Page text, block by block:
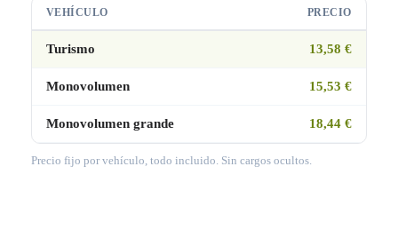
VEHÍCULO PRECIO
Turismo 13,58 €
Monovolumen 15,53 €
Monovolumen grande 18,44 €
Precio fijo por vehículo, todo incluido. Sin cargos ocultos.